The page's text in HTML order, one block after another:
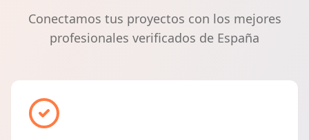
Conectamos tus proyectos con los mejores
profesionales verificados de España